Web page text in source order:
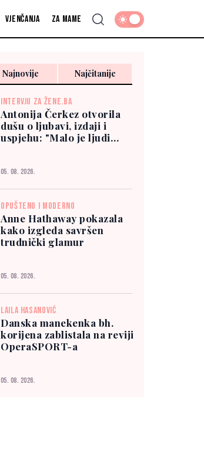
Vjenčanja Za mame
Najnovije Najčitanije
INTERVJU ZA ŽENE.BA
Antonija Čerkez otvorila
dušu o ljubavi, izdaji i
uspjehu: "Malo je ljudi
05. 08. 2026.
OPUŠTENO I MODERNO
Anne Hathaway pokazala
kako izgleda savršen
trudnički glamur
05. 08. 2026.
LAILA HASANOVIĆ
Danska manekenka bh.
korijena zablistala na reviji
OperaSPORT-a
05. 08. 2026.